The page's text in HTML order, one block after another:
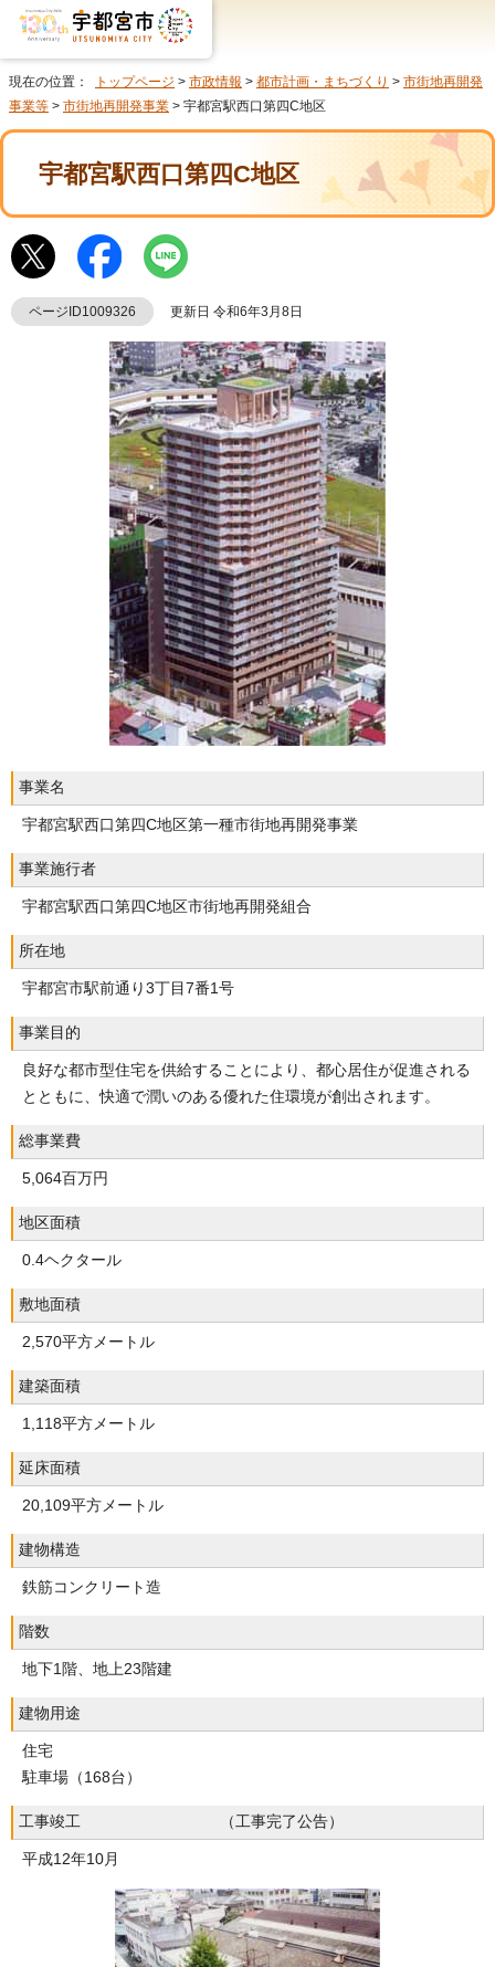
現在の位置： トップページ > 市政情報 > 都市計画・まちづくり > 市街地再開発
事業等 > 市街地再開発事業 > 宇都宮駅西口第四C地区
宇都宮駅西口第四C地区
ページID1009326 更新日 令和6年3月8日
事業名
宇都宮駅西口第四C地区第一種市街地再開発事業
事業施行者
宇都宮駅西口第四C地区市街地再開発組合
所在地
宇都宮市駅前通り3丁目7番1号
事業目的
良好な都市型住宅を供給することにより、都心居住が促進される
とともに、快適で潤いのある優れた住環境が創出されます。
総事業費
5,064百万円
地区面積
0.4ヘクタール
敷地面積
2,570平方メートル
建築面積
1,118平方メートル
延床面積
20,109平方メートル
建物構造
鉄筋コンクリート造
階数
地下1階、地上23階建
建物用途
住宅
駐車場（168台）
工事竣工 （工事完了公告）
平成12年10月